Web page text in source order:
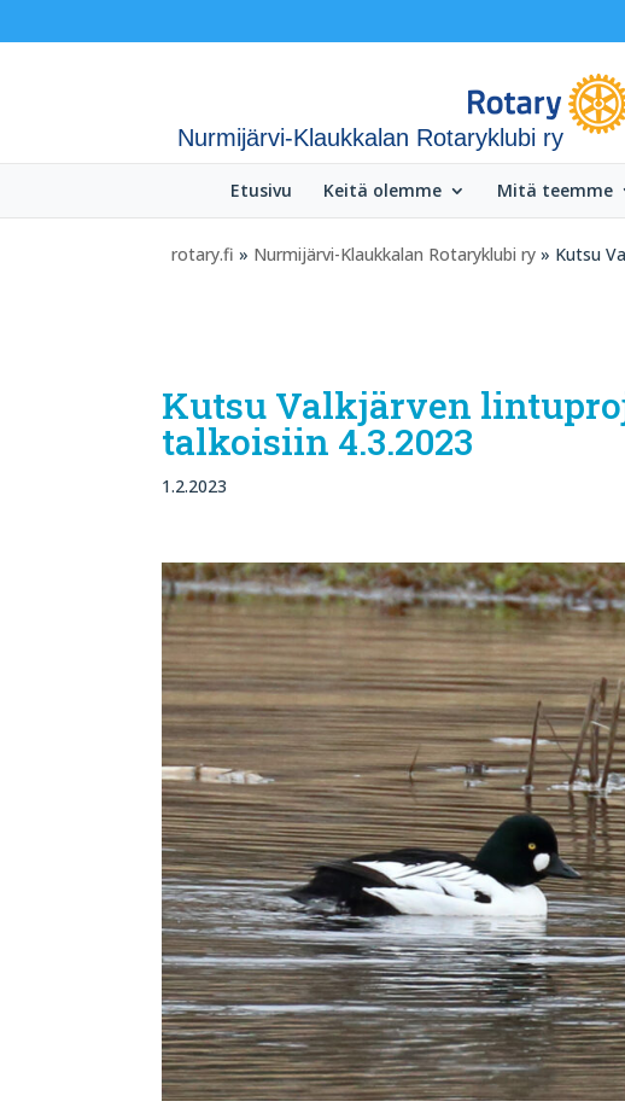
Nurmijärvi-Klaukkalan Rotaryklubi ry
Etusivu Keitä olemme Mitä teemme
rotary.fi » Nurmijärvi-Klaukkalan Rotaryklubi ry » Kutsu
Kutsu Valkjärven
talkoisiin 4.3.2023
1.2.2023